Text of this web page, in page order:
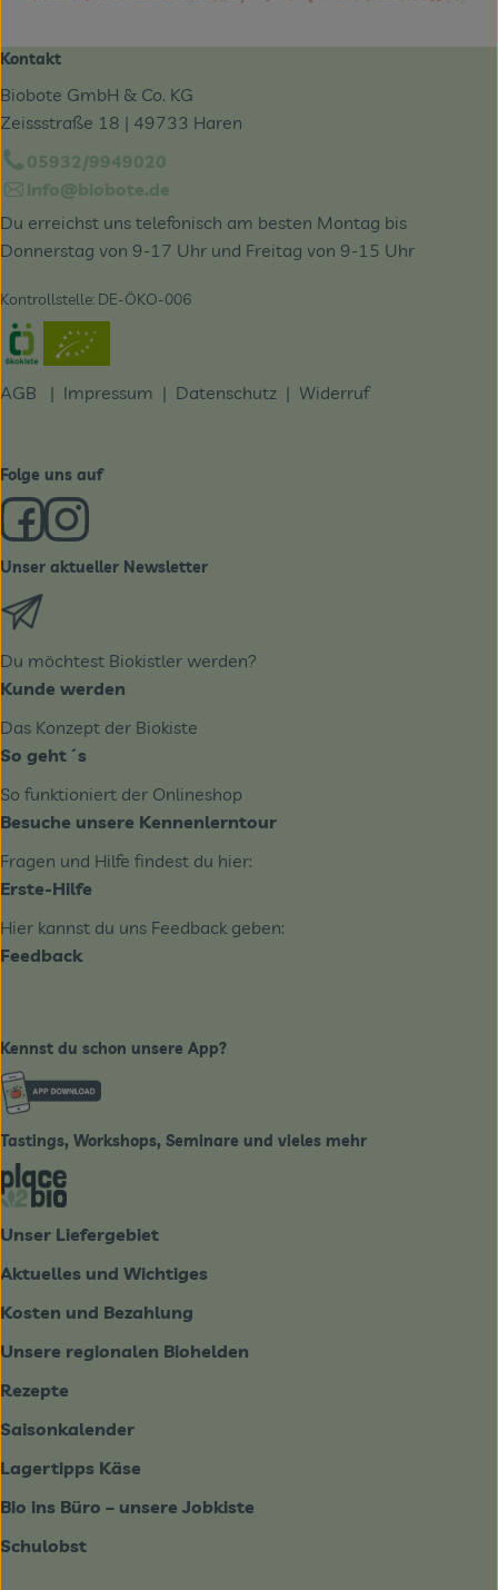
Kontakt
Biobote GmbH & Co. KG
Zeissstraße 18 | 49733 Haren
05932/9949020
info@biobote.de
Du erreichst uns telefonisch am besten Montag bis
Donnerstag von 9-17 Uhr und Freitag von 9-15 Uhr
Kontrollstelle: DE-ÖKO-006
Externer Link zu https://www.oekokiste.de/
AGB | Impressum | Datenschutz | Widerruf
Folge uns auf
Externer Link zu https://www.facebook.com/derBiobote/
Externer Link zu https://www.instagram.com/
Unser aktueller Newsletter
Du möchtest Biokistler werden?
Kunde werden
Das Konzept der Biokiste
So geht´s
So funktioniert der Onlineshop
Besuche unsere Kennenlerntour
Fragen und Hilfe findest du hier:
Erste-Hilfe
Hier kannst du uns Feedback geben:
Feedback
Kennst du schon unsere App?
Externer Link zu https://www.biobote-
Tastings, Workshops, Seminare und vieles mehr
Externer Link zu https://place2bio.de/
Unser Liefergebiet
Aktuelles und Wichtiges
Kosten und Bezahlung
Unsere regionalen Biohelden
Rezepte
Saisonkalender
Lagertipps Käse
Bio ins Büro – unsere Jobkiste
Schulobst